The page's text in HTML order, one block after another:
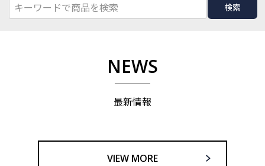
検索
NEWS
最新情報
VIEW MORE